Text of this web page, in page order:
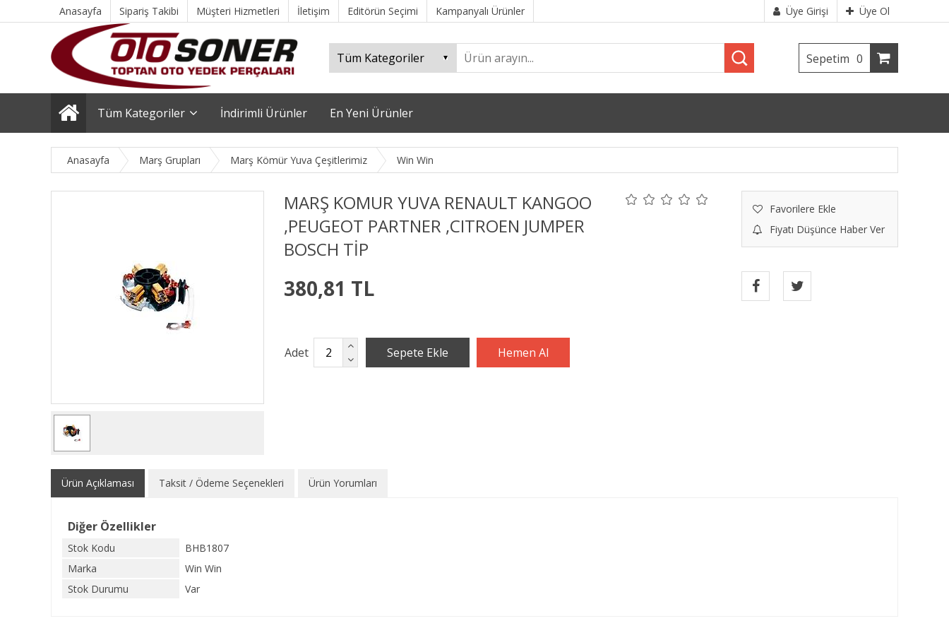
Anasayfa Sipariş Takibi Müşteri Hizmetleri İletişim Editörün Seçimi Kampanyalı Ürünler Üye Girişi Üye Ol
Sepetim 0
Tüm Kategoriler İndirimli Ürünler En Yeni Ürünler
Anasayfa Marş Grupları Marş Kömür Yuva Çeşitlerimiz Win Win
MARŞ KOMUR YUVA RENAULT KANGOO
,PEUGEOT PARTNER ,CITROEN JUMPER
BOSCH TİP
Favorilere Ekle
Fiyatı Düşünce Haber Ver
380,81 TL
Adet
Ürün Açıklaması Taksit / Ödeme Seçenekleri Ürün Yorumları
Diğer Özellikler
Stok Kodu
BHB1807
Marka
Win Win
Stok Durumu
Var